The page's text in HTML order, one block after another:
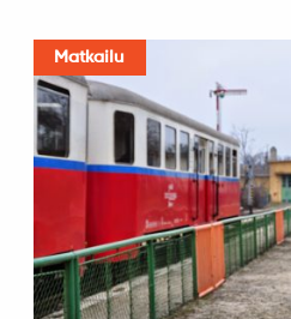
Matkailu